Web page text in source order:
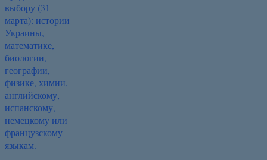
выбору (31
марта): истории
Украины,
математике,
биологии,
географии,
физике, химии,
английскому,
испанскому,
немецкому или
французскому
языкам.